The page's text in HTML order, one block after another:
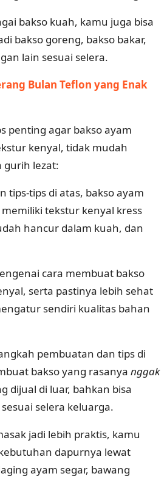
bakso kuah, kamu juga bisa
bakso goreng, bakso bakar,
lain sesuai selera.
Bulan Teflon yang Enak
penting agar bakso ayam
kenyal, tidak mudah
gurih lezat:
tips-tips di atas, bakso ayam
tekstur kenyal kress
hancur dalam kuah, dan
cara membuat bakso
serta pastinya lebih sehat
sendiri kualitas bahan
pembuatan dan tips di
bakso yang rasanya nggak
dijual di luar, bahkan bisa
selera keluarga.
jadi lebih praktis, kamu
dapurnya lewat
ayam segar, bawang